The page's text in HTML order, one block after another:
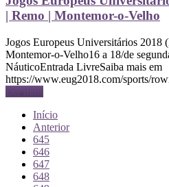
| Remo | Montemor-o-Velho
Jogos Europeus Universitários 2018
Montemor-o-Velho16 a 18/de
NáuticoEntrada LivreSaiba mais em
https://www.eug2018.com/sports/
Ler mais
Início
Anterior
645
646
647
648